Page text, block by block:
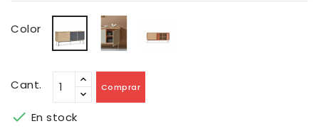
Color
Gris
Antracita
Cant. Comprar
 En stock